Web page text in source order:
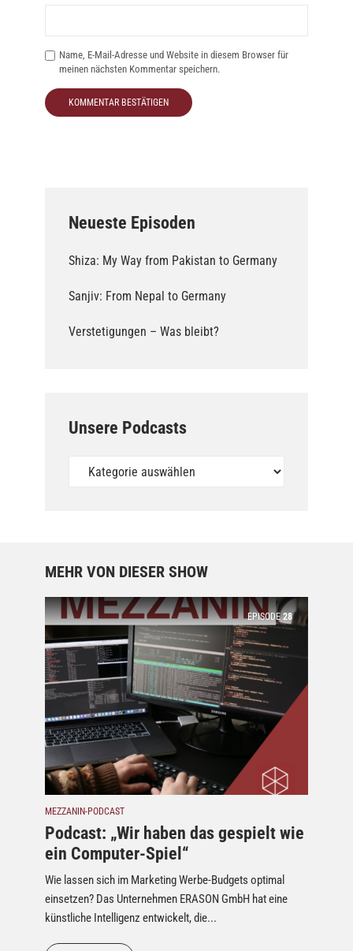
Name, E-Mail-Adresse und Website in diesem Browser für
meinen nächsten Kommentar speichern.
Neueste Episoden
Shiza: My Way from Pakistan to Germany
Sanjiv: From Nepal to Germany
Verstetigungen – Was bleibt?
Unsere Podcasts
Podcasts
MEHR VON DIESER SHOW
EPISODE 28
MEZZANIN-PODCAST
Podcast: „Wir haben das gespielt wie
ein Computer-Spiel“
Wie lassen sich im Marketing Werbe-Budgets optimal
einsetzen? Das Unternehmen ERASON GmbH hat eine
künstliche Intelligenz entwickelt, die...